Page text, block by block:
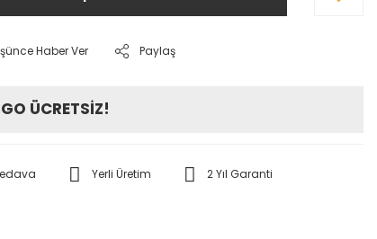
Haber Ver Paylaş
ÜCRETSİZ!
Yerli Üretim 2 Yıl Garanti